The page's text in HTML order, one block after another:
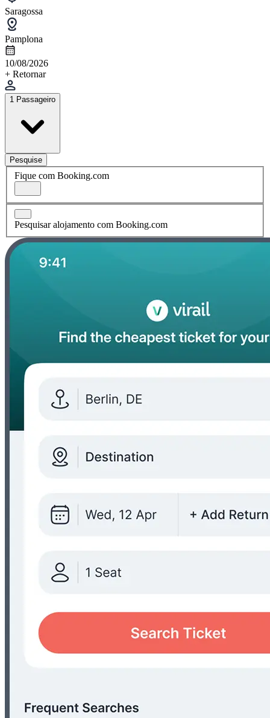
Saragossa
Pamplona
10/08/2026
+ Retornar
1 Passageiro
Pesquise
Fique com Booking.com
Pesquisar alojamento com Booking.com